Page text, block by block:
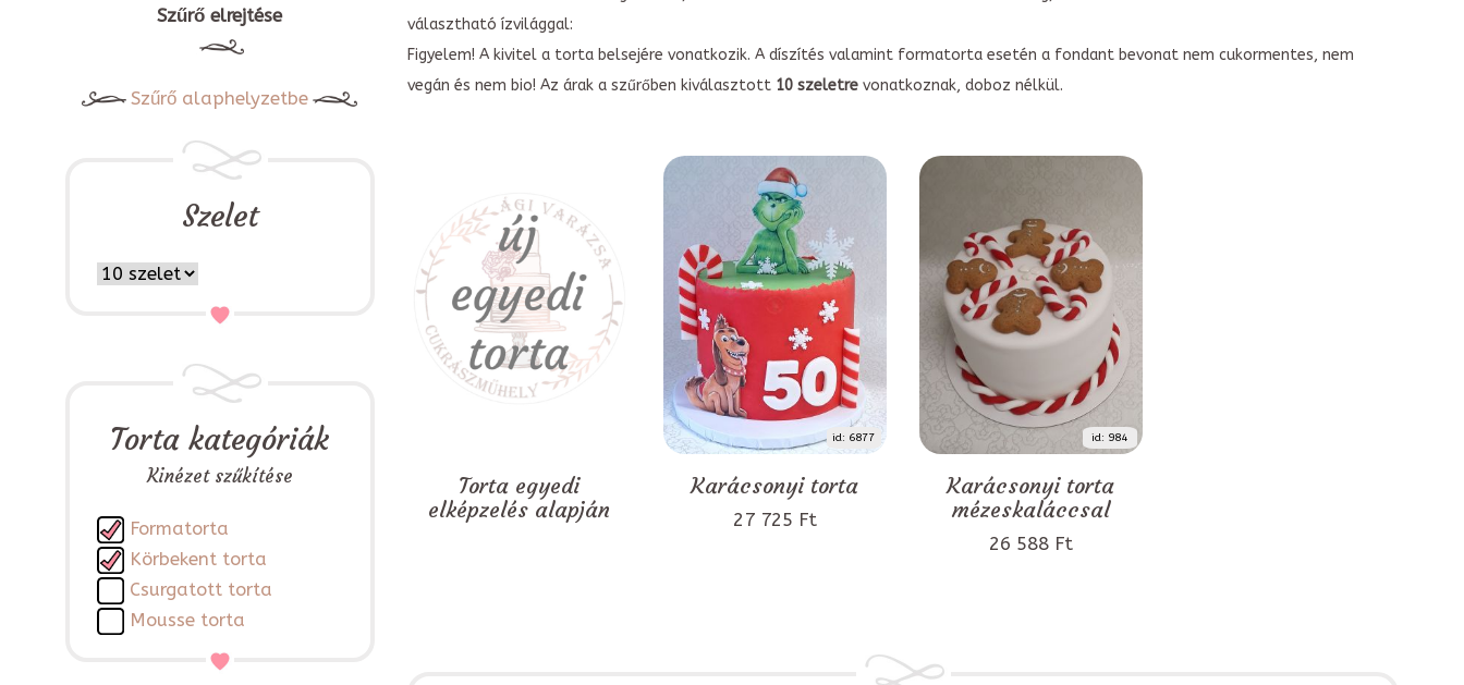
Szűrő elrejtése
Szűrő alaphelyzetbe
Szelet
Torta kategóriák
Kinézet szűkítése
Formatorta
Körbekent torta
Csurgatott torta
Mousse torta
választható ízvilággal:
Figyelem! A kivitel a torta belsejére vonatkozik. A díszítés valamint formatorta esetén a fondant bevonat nem cukormentes, nem
vegán és nem bio! Az árak a szűrőben kiválasztott 10 szeletrevonatkoznak, doboz nélkül.
Torta egyedi
elképzelés alapján
id: 6877
Karácsonyi torta
27 725 Ft
id: 984
Karácsonyi torta
mézeskaláccsal
26 588 Ft